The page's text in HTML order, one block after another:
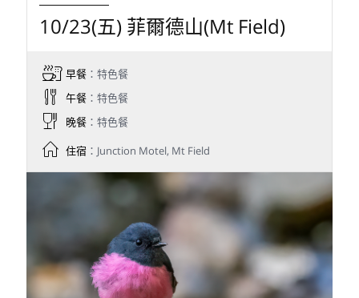
10/23(五) 菲爾德山(Mt Field)
早餐：特色餐
午餐：特色餐
晚餐：特色餐
住宿：Junction Motel, Mt Field